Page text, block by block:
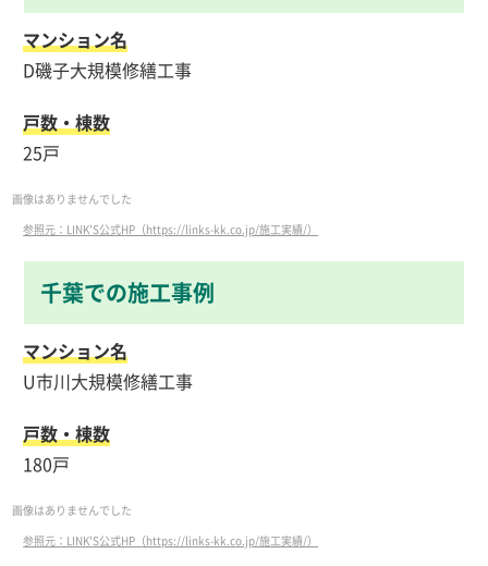
マンション名
D磯子大規模修繕工事
戸数・棟数
25戸
画像はありませんでした
参照元：LINK'S公式HP（https://links-kk.co.jp/施工実績/）
千葉での施工事例
マンション名
U市川大規模修繕工事
戸数・棟数
180戸
画像はありませんでした
参照元：LINK'S公式HP（https://links-kk.co.jp/施工実績/）